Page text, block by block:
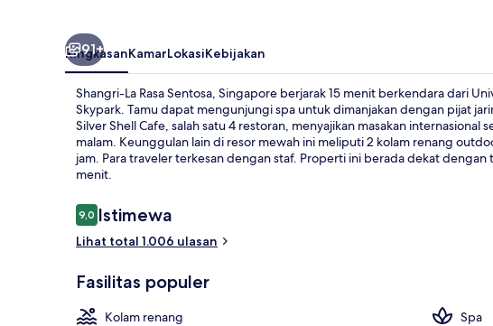
91+
RingkasanKamarLokasiKebijakan
Shangri-La Rasa Sentosa, Singapore berjarak 15 menit berkendara dari
Skypark. Tamu dapat mengunjungi spa untuk dimanjakan dengan pijat
Silver Shell Cafe, salah satu 4 restoran, menyajikan masakan internasional
malam. Keunggulan lain di resor mewah ini meliputi 2 kolam renang
jam. Para traveler terkesan dengan staf. Properti ini berada dekat dengan
menit.
Ulasan
9,09,0 dari 10
Istimewa
Lihat total 1.006 ulasan
Fasilitas populer
Kolam renang
Spa